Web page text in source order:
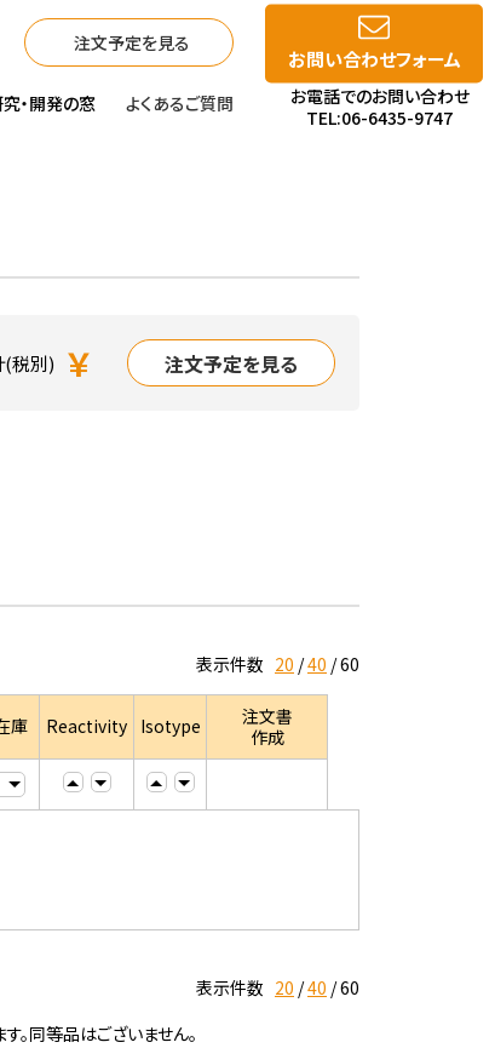
注文予定を見る
・開発の窓 よくあるご質問
お問い合わせフォーム
お電話でのお問い合わせ
TEL:06-6435-9747
税別) ￥ 注文予定を見る
表示件数 20 40 60
庫 Reactivity Isotype
注文書
作成
表示件数 20 40 60
同等品はございません。